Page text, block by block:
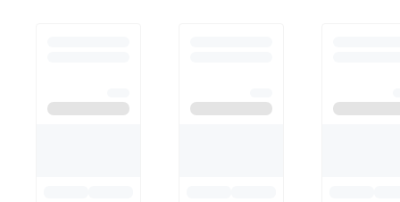
『SO・E・DA星空
さんです。 星空宇宙
くちゃスゴイです。